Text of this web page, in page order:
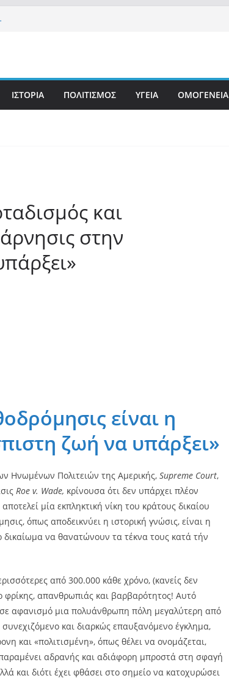
σε πανικό, πατριωτικό τσουνάμι
ΙΣΤΟΡΙΑ ΠΟΛΙΤΙΣΜΟΣ ΥΓΕΙΑ ΟΜΟΓΕΝΕΙΑ
και
στην
είναι η
ζωή να υπάρξει»
Ηνωμένων Πολιτειών της Αμερικής, Supreme Court,
Roe v. Wade, κρίνουσα ότι δεν υπάρχει πλέον
μία εκπληκτική νίκη του κράτους δικαίου
όπως αποδεικνύει η ιστορική γνώσις, είναι η
να θανατώνουν τα τέκνα τους κατά τήν
από 300.000 κάθε χρόνο, (κανείς δεν
φρίκης, απανθρωπιάς και βαρβαρότητος! Αυτό
σε αφανισμό μια πολυάνθρωπη πόλη μεγαλύτερη από
και διαρκώς επαυξανόμενο έγκλημα,
και «πολιτισμένη», όπως θέλει να ονομάζεται,
αδρανής και αδιάφορη μπροστά στη σφαγή
διότι έχει φθάσει στο σημείο να κατοχυρώσει